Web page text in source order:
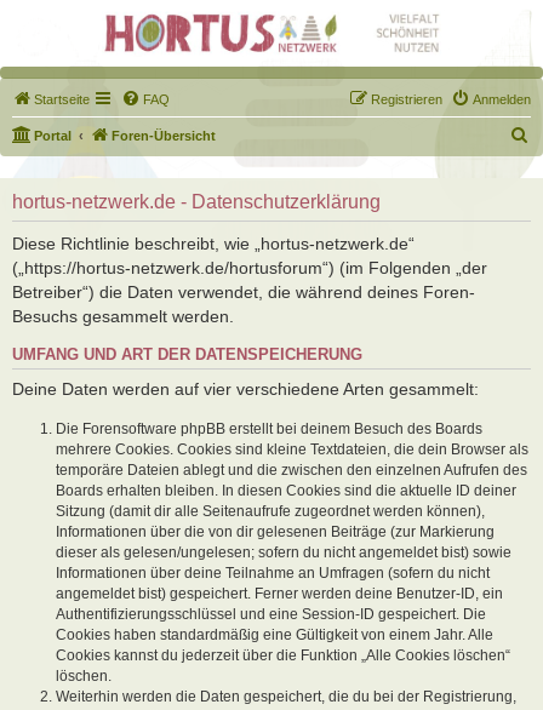
Startseite FAQ Anmelden
Registrieren
Portal Foren-Übersicht
u
h
hortus-netzwerk.de - Datenschutzerklärung
Diese Richtlinie beschreibt, wie „hortus-netzwerk.de“
(„https://hortus-netzwerk.de/hortusforum“) (im Folgenden „der
Betreiber“) die Daten verwendet, die während deines Foren-
Besuchs gesammelt werden.
UMFANG UND ART DER DATENSPEICHERUNG
Deine Daten werden auf vier verschiedene Arten gesammelt:
Die Forensoftware phpBB erstellt bei deinem Besuch des Boards
mehrere Cookies. Cookies sind kleine Textdateien, die dein Browser als
temporäre Dateien ablegt und die zwischen den einzelnen Aufrufen des
Boards erhalten bleiben. In diesen Cookies sind die aktuelle ID deiner
Sitzung (damit dir alle Seitenaufrufe zugeordnet werden können),
Informationen über die von dir gelesenen Beiträge (zur Markierung
dieser als gelesen/ungelesen; sofern du nicht angemeldet bist) sowie
Informationen über deine Teilnahme an Umfragen (sofern du nicht
angemeldet bist) gespeichert. Ferner werden deine Benutzer-ID, ein
Authentifizierungsschlüssel und eine Session-ID gespeichert. Die
Cookies haben standardmäßig eine Gültigkeit von einem Jahr. Alle
Cookies kannst du jederzeit über die Funktion „Alle Cookies löschen“
löschen.
Weiterhin werden die Daten gespeichert, die du bei der Registrierung,